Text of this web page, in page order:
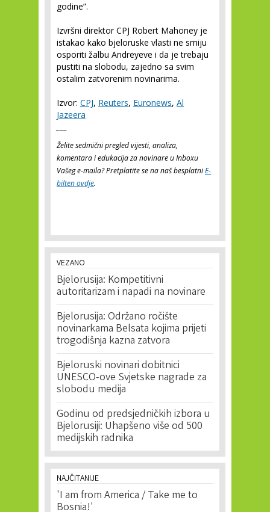
godine”.
Izvršni direktor CPJ Robert Mahoney je
istakao kako bjeloruske vlasti ne smiju
osporiti žalbu Andreyeve i da je trebaju
pustiti na slobodu, zajedno sa svim
ostalim zatvorenim novinarima.
Izvor: CPJ, Reuters, Euronews, Al
Jazeera
Želite sedmični pregled vijesti, analiza,
komentara i edukacija za novinare u Inboxu
Vašeg e-maila? Pretplatite se na naš besplatniE-
bilten ovdje.
VEZANO
Bjelorusija: Kompetitivni
autoritarizam i napadi na novinare
Bjelorusija: Održano ročište
novinarkama Belsata kojima prijeti
trogodišnja kazna zatvora
Bjeloruski novinari dobitnici
UNESCO-ove Svjetske nagrade za
slobodu medija
Godinu od predsjedničkih izbora u
Bjelorusiji: Uhapšeno više od 500
medijskih radnika
NAJČITANIJE
'I am from America / Take me to
Bosnia!'